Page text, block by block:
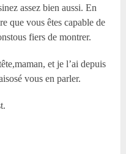
assez bien aussi. En
que vous êtes capable de
fiers de montrer.
et je l’ai depuis
vous en parler.